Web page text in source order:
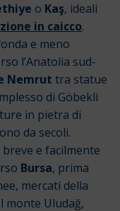
o Kaş, ideali
in caicco.
e meno
l’Anatolia sud-
Nemrut tra statue
di Göbekli
in pietra di
da secoli.
e facilmente
Bursa, prima
mercati della
monte Uludağ,